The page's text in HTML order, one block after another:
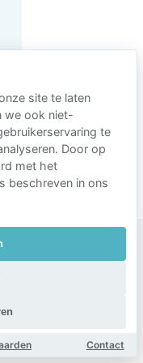
tijden?
buurt
in
site te laten
we ook niet-
te
Door op
met het
beschreven in ons
Contact